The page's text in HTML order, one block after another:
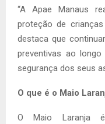
“A Apae Manaus
proteção de
destaca que
preventivas ao
segurança dos seus
O que é o Maio
O Maio Laranja